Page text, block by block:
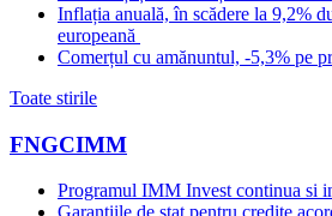
Inflația anuală, în scădere la 9,2%
europeană
Comerțul cu amănuntul, -5,3% pe
Toate stirile
FNGCIMM
Programul IMM Invest continua si